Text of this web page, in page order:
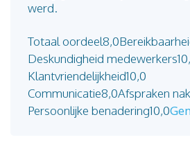
werd.
Totaal oordeel8,0
Deskundigheid medewerkers
Klantvriendelijkheid10,0
Communicatie8,0Afspraken
Persoonlijke benadering10,0